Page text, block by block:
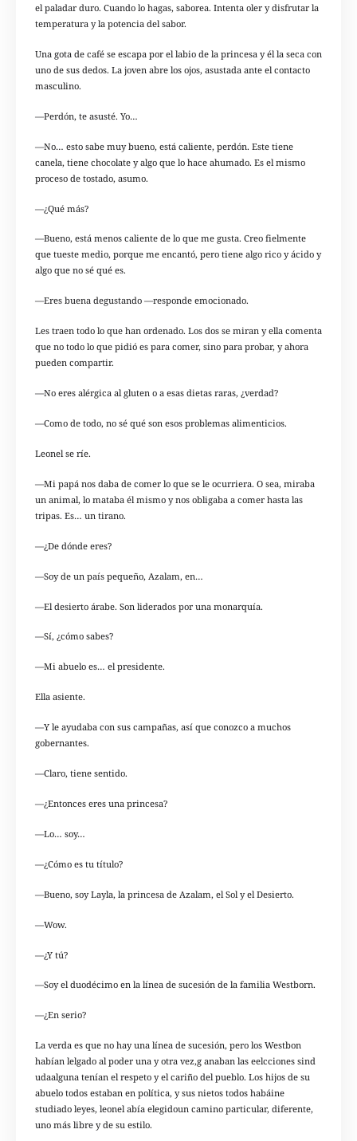
el paladar duro. Cuando lo hagas, saborea. Intenta oler y disfrutar la
temperatura y la potencia del sabor.
Una gota de café se escapa por el labio de la princesa y él la seca con
uno de sus dedos. La joven abre los ojos, asustada ante el contacto
masculino.
—Perdón, te asusté. Yo…
—No… esto sabe muy bueno, está caliente, perdón. Este tiene
canela, tiene chocolate y algo que lo hace ahumado. Es el mismo
proceso de tostado, asumo.
—¿Qué más?
—Bueno, está menos caliente de lo que me gusta. Creo fielmente
que tueste medio, porque me encantó, pero tiene algo rico y ácido y
algo que no sé qué es.
—Eres buena degustando —responde emocionado.
Les traen todo lo que han ordenado. Los dos se miran y ella comenta
que no todo lo que pidió es para comer, sino para probar, y ahora
pueden compartir.
—No eres alérgica al gluten o a esas dietas raras, ¿verdad?
—Como de todo, no sé qué son esos problemas alimenticios.
Leonel se ríe.
—Mi papá nos daba de comer lo que se le ocurriera. O sea, miraba
un animal, lo mataba él mismo y nos obligaba a comer hasta las
tripas. Es… un tirano.
—¿De dónde eres?
—Soy de un país pequeño, Azalam, en…
—El desierto árabe. Son liderados por una monarquía.
—Sí, ¿cómo sabes?
—Mi abuelo es… el presidente.
Ella asiente.
—Y le ayudaba con sus campañas, así que conozco a muchos
gobernantes.
—Claro, tiene sentido.
—¿Entonces eres una princesa?
—Lo… soy…
—¿Cómo es tu título?
—Bueno, soy Layla, la princesa de Azalam, el Sol y el Desierto.
—Wow.
—¿Y tú?
—Soy el duodécimo en la línea de sucesión de la familia Westborn.
—¿En serio?
La verda es que no hay una línea de sucesión, pero los Westbon
habían lelgado al poder una y otra vez,g anaban las eelcciones sind
udaalguna tenían el respeto y el cariño del pueblo. Los hijos de su
abuelo todos estaban en política, y sus nietos todos habáine
studiado leyes, leonel abía elegidoun camino particular, diferente,
uno más libre y de su estilo.